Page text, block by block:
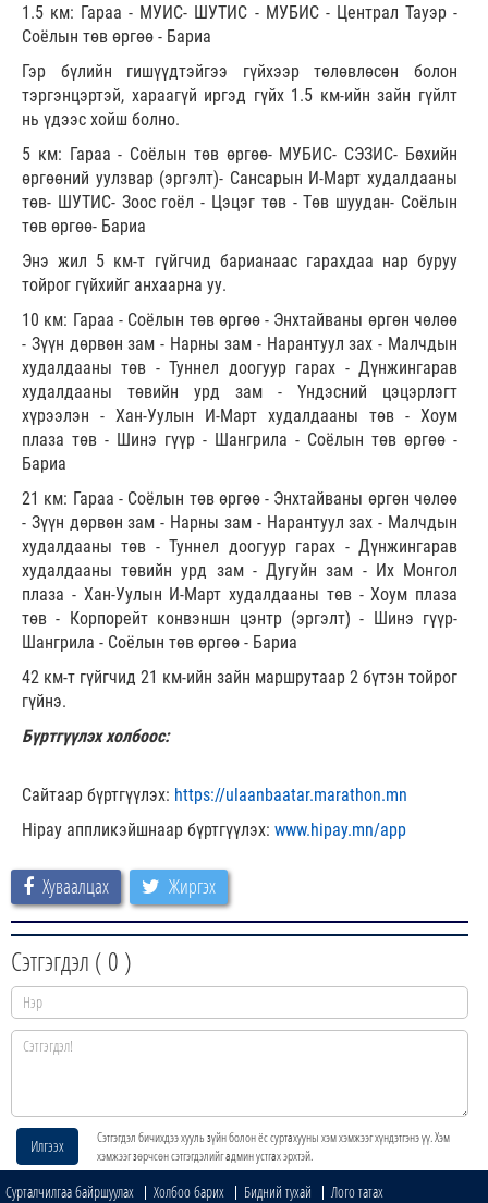
1.5 км: Гараа - МУИС- ШУТИС - МУБИС - Централ Тауэр -
Соёлын төв өргөө - Бариа
Гэр бүлийн гишүүдтэйгээ гүйхээр төлөвлөсөн болон
тэргэнцэртэй, хараагүй иргэд гүйх 1.5 км-ийн зайн гүйлт
нь үдээс хойш болно.
5 км: Гараа - Соёлын төв өргөө- МУБИС- СЭЗИС- Бөхийн
өргөөний уулзвар (эргэлт)- Сансарын И-Март худалдааны
төв- ШУТИС- Зоос гоёл - Цэцэг төв - Төв шуудан- Соёлын
төв өргөө- Бариа
Энэ жил 5 км-т гүйгчид барианаас гарахдаа нар буруу
тойрог гүйхийг анхаарна уу.
10 км: Гараа - Соёлын төв өргөө - Энхтайваны өргөн чөлөө
- Зүүн дөрвөн зам - Нарны зам - Нарантуул зах - Малчдын
худалдааны төв - Туннел доогуур гарах - Дүнжингарав
худалдааны төвийн урд зам - Үндэсний цэцэрлэгт
хүрээлэн - Хан-Уулын И-Март худалдааны төв - Хоум
плаза төв - Шинэ гүүр - Шангрила - Соёлын төв өргөө -
Бариа
21 км: Гараа - Соёлын төв өргөө - Энхтайваны өргөн чөлөө
- Зүүн дөрвөн зам - Нарны зам - Нарантуул зах - Малчдын
худалдааны төв - Туннел доогуур гарах - Дүнжингарав
худалдааны төвийн урд зам - Дугуйн зам - Их Монгол
плаза - Хан-Уулын И-Март худалдааны төв - Хоум плаза
төв - Корпорейт конвэншн цэнтр (эргэлт) - Шинэ гүүр-
Шангрила - Соёлын төв өргөө - Бариа
42 км-т гүйгчид 21 км-ийн зайн маршрутаар 2 бүтэн тойрог
гүйнэ.
Бүртгүүлэх холбоос:
Сайтаар бүртгүүлэх: https://ulaanbaatar.marathon.mn
Hipay аппликэйшнаар бүртгүүлэх: www.hipay.mn/app
Хуваалцах Жиргэх
Сэтгэгдэл ( 0 )
Илгээх
Сэтгэгдэл бичихдээ хууль зүйн болон ёс суртахууны хэм хэмжээг хүндэтгэнэ үү. Хэм
хэмжээг зөрчсөн сэтгэгдэлийг админ устгах эрхтэй.
Сурталчилгаа байршуулах Холбоо барих Бидний тухай Лого татах